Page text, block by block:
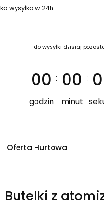
wysyłka w 24h
do wysyłki dzisiaj
00
godzin
: 00
minut
:
Oferta Hurtowa
Butelki z